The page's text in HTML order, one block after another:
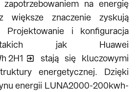
na energię
większe znaczenie zyskują
Projektowanie i konfiguracja
takich jak Huawei
2H1
stają się kluczowymi
energetycznej. Dzięki
energii LUNA2000-200kwh-